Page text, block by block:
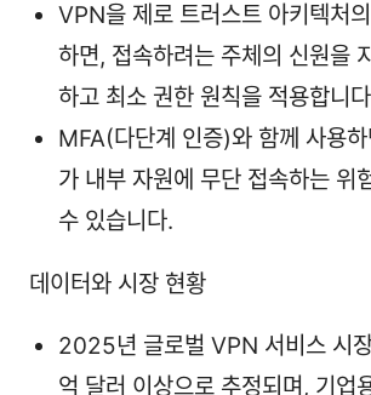
VPN을 제로 트러스트 아키텍처
하면, 접속하려는 주체의 신원을
하고 최소 권한 원칙을 적용합니
MFA(다단계 인증)와 함께 사용
가 내부 자원에 무단 접속하는 위
수 있습니다.
데이터와 시장 현황
2025년 글로벌 VPN 서비스 시
억 달러 이상으로 추정되며, 기업